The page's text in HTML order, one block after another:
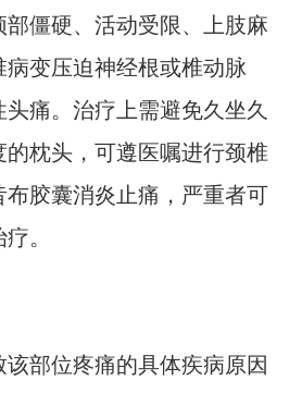
僵硬、活动受限、上肢麻
变压迫神经根或椎动脉
痛。治疗上需避免久坐久
枕头，可遵医嘱进行颈椎
胶囊消炎止痛，严重者可
。
部位疼痛的具体疾病原因